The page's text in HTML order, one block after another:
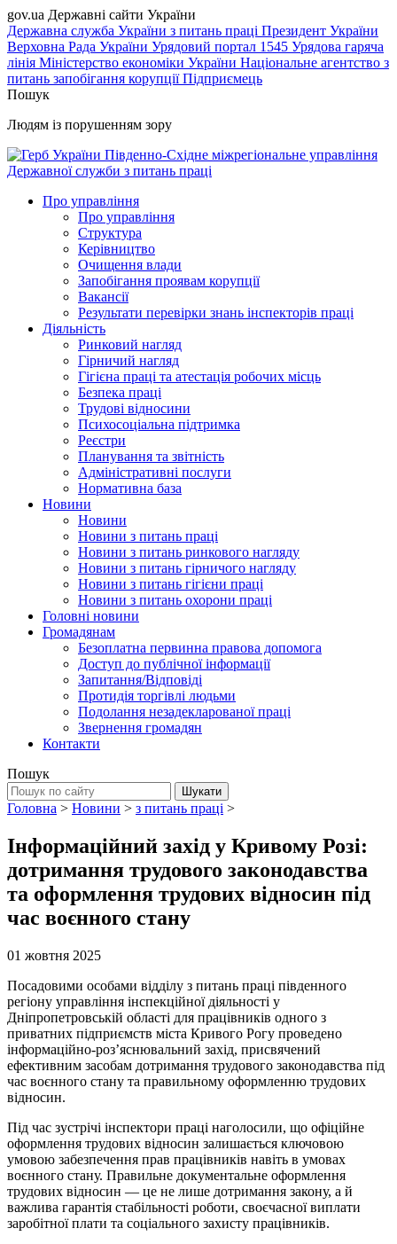
gov.ua Державні сайти України
Державна служба України з питань праці Президент України
Верховна Рада України Урядовий портал 1545 Урядова гаряча
лінія Міністерство економіки України Національне агентство з
питань запобігання корупціїПідприємець
Пошук
Людям із порушенням зору
Південно-Східне міжрегіональне управління
Державної служби з питань праці
Про управління
Про управління
Структура
Керівництво
Очищення влади
Запобігання проявам корупції
Вакансії
Результати перевірки знань інспекторів праці
Діяльність
Ринковий нагляд
Гірничий нагляд
Гігієна праці та атестація робочих місць
Безпека праці
Трудові відносини
Психосоціальна підтримка
Реєстри
Планування та звітність
Адміністративні послуги
Нормативна база
Новини
Новини
Новини з питань праці
Новини з питань ринкового нагляду
Новини з питань гірничого нагляду
Новини з питань гігієни праці
Новини з питань охорони праці
Головні новини
Громадянам
Безоплатна первинна правова допомога
Доступ до публічної інформації
Запитання/Відповіді
Протидія торгівлі людьми
Подолання незадекларованої праці
Звернення громадян
Контакти
Пошук
Головна > Новини > з питань праці >
Інформаційний захід у Кривому Розі:
дотримання трудового законодавства
та оформлення трудових відносин під
час воєнного стану
01 жовтня 2025
Посадовими особами відділу з питань праці південного
регіону управління інспекційної діяльності у
Дніпропетровській області для працівників одного з
приватних підприємств міста Кривого Рогу проведено
інформаційно-роз’яснювальний захід, присвячений
ефективним засобам дотримання трудового законодавства під
час воєнного стану та правильному оформленню трудових
відносин.
Під час зустрічі інспектори праці наголосили, що офіційне
оформлення трудових відносин залишається ключовою
умовою забезпечення прав працівників навіть в умовах
воєнного стану. Правильне документальне оформлення
трудових відносин — це не лише дотримання закону, а й
важлива гарантія стабільності роботи, своєчасної виплати
заробітної плати та соціального захисту працівників.